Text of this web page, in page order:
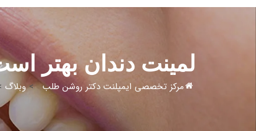
لمینت دندان بهتر است یا
مرکز تخصصی ایمپلنت دکتر روشن طلب >وبلاگ